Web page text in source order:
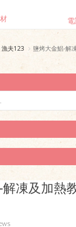
漁夫123 鹽烤大金鯧-解
凍及加熱